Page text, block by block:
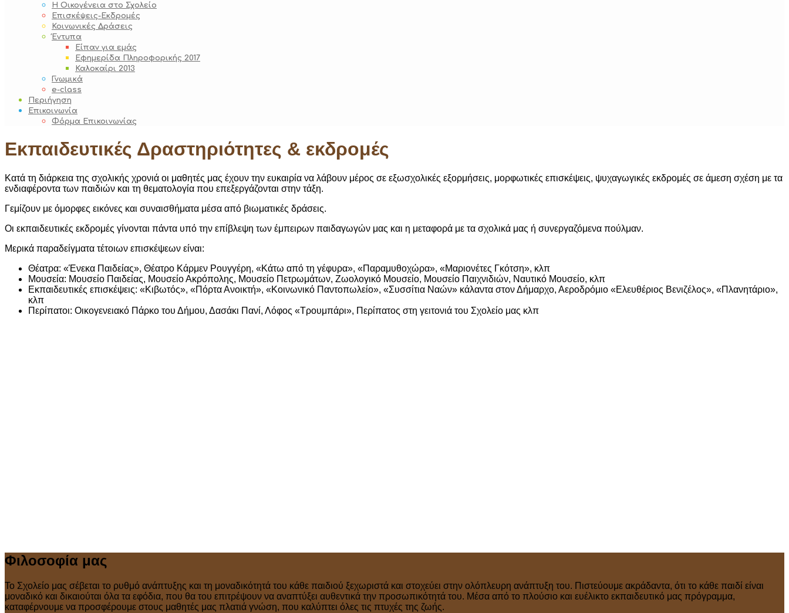
Η Οικογένεια στο Σχολείο
Επισκέψεις-Εκδρομές
Κοινωνικές Δράσεις
Έντυπα
Είπαν για εμάς
Εφημερίδα Πληροφορικής 2017
Καλοκαίρι 2013
Γνωμικά
e-class
Περιήγηση
Επικοινωνία
Φόρμα Επικοινωνίας
Εκπαιδευτικές Δραστηριότητες & εκδρομές
Κατά τη διάρκεια της σχολικής χρονιά οι μαθητές μας έχουν την ευκαιρία να λάβουν μέρος σε εξωσχολικές εξορμήσεις, μορφωτικές επισκέψεις, ψυχαγωγικές εκδρομές σε άμεση σχέση με τα
ενδιαφέροντα των παιδιών και τη θεματολογία που επεξεργάζονται στην τάξη.
Γεμίζουν με όμορφες εικόνες και συναισθήματα μέσα από βιωματικές δράσεις.
Οι εκπαιδευτικές εκδρομές γίνονται πάντα υπό την επίβλεψη των έμπειρων παιδαγωγών μας και η μεταφορά με τα σχολικά μας ή συνεργαζόμενα πούλμαν.
Μερικά παραδείγματα τέτοιων επισκέψεων είναι:
Θέατρα: «Ένεκα Παιδείας», Θέατρο Κάρμεν Ρουγγέρη, «Κάτω από τη γέφυρα», «Παραμυθοχώρα», «Μαριονέτες Γκότση», κλπ
Μουσεία: Μουσείο Παιδείας, Μουσείο Ακρόπολης, Μουσείο Πετρωμάτων, Ζωολογικό Μουσείο, Μουσείο Παιχνιδιών, Ναυτικό Μουσείο, κλπ
Εκπαιδευτικές επισκέψεις: «Κιβωτός», «Πόρτα Ανοικτή», «Κοινωνικό Παντοπωλείο», «Συσσίτια Ναών» κάλαντα στον Δήμαρχο, Αεροδρόμιο «Ελευθέριος Βενιζέλος», «Πλανητάριο»,
κλπ
Περίπατοι: Οικογενειακό Πάρκο του Δήμου, Δασάκι Πανί, Λόφος «Τρουμπάρι», Περίπατος στη γειτονιά του Σχολείο μας κλπ
Φιλοσοφία μας
Το Σχολείο μας σέβεται το ρυθμό ανάπτυξης και τη μοναδικότητά του κάθε παιδιού ξεχωριστά και στοχεύει στην ολόπλευρη ανάπτυξη του. Πιστεύουμε ακράδαντα, ότι το κάθε παιδί είναι
μοναδικό και δικαιούται όλα τα εφόδια, που θα του επιτρέψουν να αναπτύξει αυθεντικά την προσωπικότητά του. Μέσα από το πλούσιο και ευέλικτο εκπαιδευτικό μας πρόγραμμα,
καταφέρνουμε να προσφέρουμε στους μαθητές μας πλατιά γνώση, που καλύπτει όλες τις πτυχές της ζωής.